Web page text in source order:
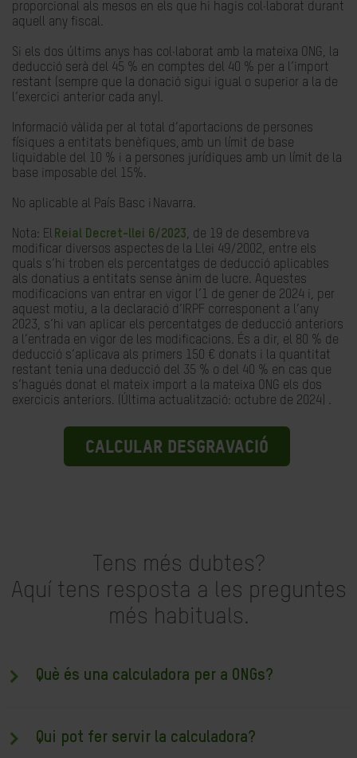
proporcional als mesos en els que hi hagis col·laborat durant
aquell any fiscal.
Si els dos últims anys has col·laborat amb la mateixa ONG, la
deducció serà del 45 % en comptes del 40 % per a l’import
restant (sempre que la donació sigui igual o superior a la de
l’exercici anterior cada any).
Informació vàlida per al total d’aportacions de persones
físiques a entitats benèfiques, amb un límit de base
liquidable del 10 % i a persones jurídiques amb un límit de la
base imposable del 15%.
No aplicable al País Basc i Navarra.
Nota: El Reial Decret-llei 6/2023, de 19 de desembre va
modificar diversos aspectes de la Llei 49/2002, entre els
quals s’hi troben els percentatges de deducció aplicables
als donatius a entitats sense ànim de lucre. Aquestes
modificacions van entrar en vigor l’1 de gener de 2024 i, per
aquest motiu, a la declaració d’IRPF corresponent a l’any
2023, s’hi van aplicar els percentatges de deducció anteriors
a l’entrada en vigor de les modificacions. És a dir, el 80 % de
deducció s’aplicava als primers 150 € donats i la quantitat
restant tenia una deducció del 35 % o del 40 % en cas que
s’hagués donat el mateix import a la mateixa ONG els dos
exercicis anteriors. (Última actualització: octubre de 2024) .
CALCULAR DESGRAVACIÓ
Tens més dubtes?
Aquí tens resposta a les preguntes
més habituals.
Què és una calculadora per a ONGs?
Qui pot fer servir la calculadora?